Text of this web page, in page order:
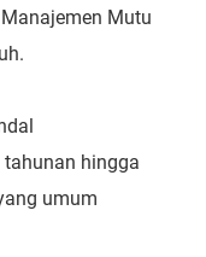
Mutu
hingga
umum